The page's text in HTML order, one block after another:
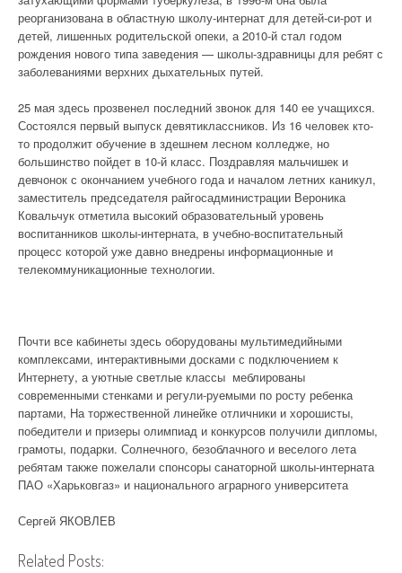
реорганизована в областную школу-интернат для детей-си-рот и
детей, лишенных родительской опеки, а 2010-й стал годом
рождения нового типа заведения — школы-здравницы для ребят с
заболеваниями верхних дыхательных путей.
25 мая здесь прозвенел последний звонок для 140 ее учащихся.
Состоялся первый выпуск девятиклассников. Из 16 человек кто-
то продолжит обучение в здешнем лесном колледже, но
большинство пойдет в 10-й класс. Поздравляя мальчишек и
девчонок с окончанием учебного года и началом летних каникул,
заместитель председателя райгосадминистрации Вероника
Ковальчук отметила высокий образовательный уровень
воспитанников школы-интерната, в учебно-воспитательный
процесс которой уже давно внедрены информационные и
телекоммуникационные технологии.
Почти все кабинеты здесь оборудованы мультимедийными
комплексами, интерактивными досками с подключением к
Интернету, а уютные светлые классы меблированы
современными стенками и регули-руемыми по росту ребенка
партами, На торжественной линейке отличники и хорошисты,
победители и призеры олимпиад и конкурсов получили дипломы,
грамоты, подарки. Солнечного, безоблачного и веселого лета
ребятам также пожелали спонсоры санаторной школы-интерната
ПАО «Харьковгаз» и национального аграрного университета
Сергей ЯКОВЛЕВ
Related Posts: